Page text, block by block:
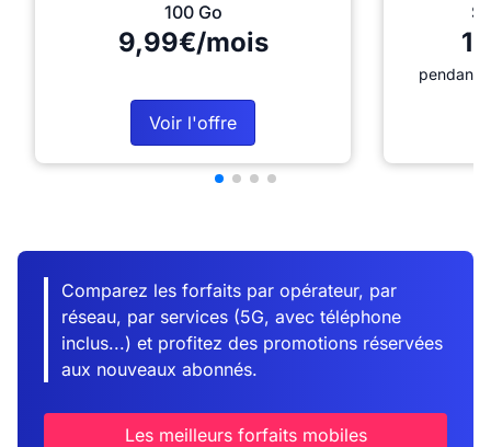
100 Go
9,99€/mois
Voir l'offre
pendant
Comparez les forfaits par opérateur, par
réseau, par services (5G, avec téléphone
inclus...) et profitez des promotions réservées
aux nouveaux abonnés.
Les meilleurs forfaits mobiles